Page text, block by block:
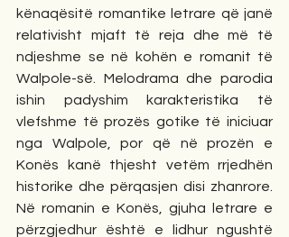
kënaqësitë romantike letrare që janë
relativisht mjaft të reja dhe më të
ndjeshme se në kohën e romanit të
Walpole-së. Melodrama dhe parodia
ishin padyshim karakteristika të
vlefshme të prozës gotike të iniciuar
nga Walpole, por që në prozën e
Konës kanë thjesht vetëm rrjedhën
historike dhe përqasjen disi zhanrore.
Në romanin e Konës, gjuha letrare e
përzgjedhur është e lidhur ngushtë